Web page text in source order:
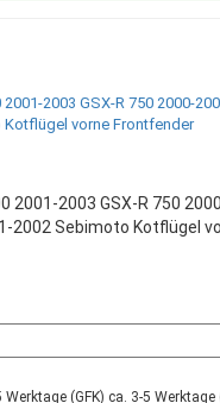
2001-2003 GSX-R 750
2002 Sebimoto Kotflügel
ca. 3-5 Werktage